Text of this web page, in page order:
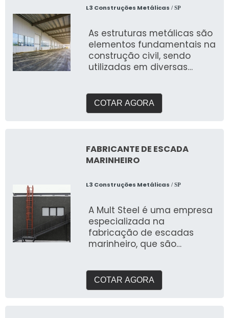
L3 Construções Metálicas / SP
As estruturas metálicas são
elementos fundamentais na
construção civil, sendo
utilizadas em diversas
COTAR AGORA
FABRICANTE DE ESCADA
MARINHEIRO
L3 Construções Metálicas / SP
A Mult Steel é uma empresa
especializada na
fabricação de escadas
marinheiro, que são
COTAR AGORA